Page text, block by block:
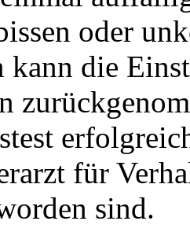
oder
kann die
für
sind.